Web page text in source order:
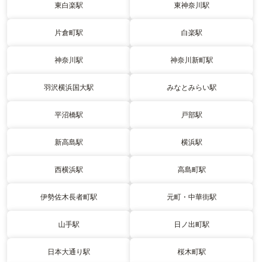
東白楽駅 東神奈川駅
片倉町駅 白楽駅
神奈川駅 神奈川新町駅
羽沢横浜国大駅 みなとみらい駅
平沼橋駅 戸部駅
新高島駅 横浜駅
西横浜駅 高島町駅
伊勢佐木長者町駅 元町・中華街駅
山手駅 日ノ出町駅
日本大通り駅 桜木町駅